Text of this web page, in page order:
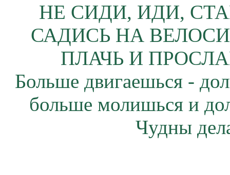
НЕ СИДИ, ИДИ,
САДИСЬ НА
ПЛАЧЬ И
Больше двигаешься -
больше молишься и
Чудны